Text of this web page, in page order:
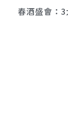
春酒盛會：3